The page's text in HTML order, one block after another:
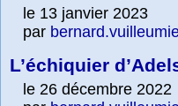
le 13 janvier 2023
par
L’échiquier
le 26 décembre 2022